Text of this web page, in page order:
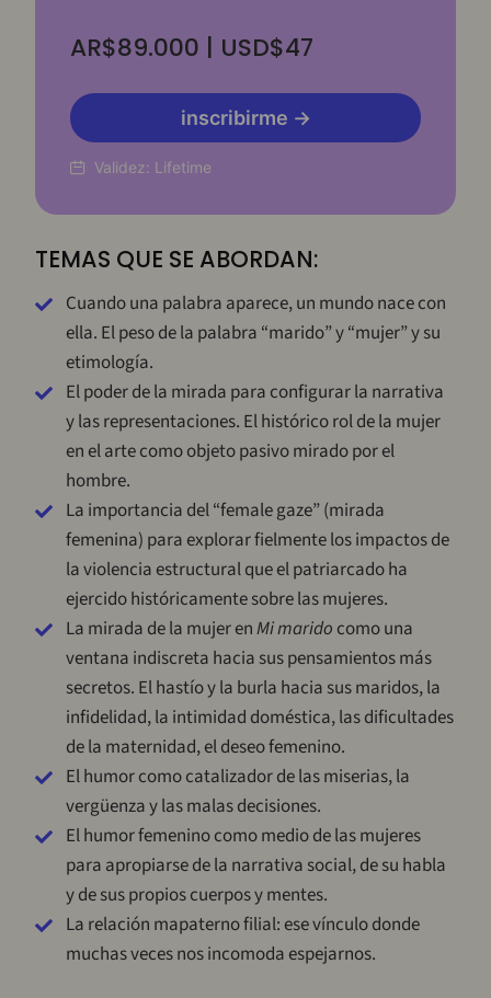
TEMAS QUE SE ABORDAN:
Cuando una palabra aparece, un mundo nace con
ella. El peso de la palabra “marido” y “mujer” y su
etimología.
El poder de la mirada para configurar la narrativa
y las representaciones. El histórico rol de la mujer
en el arte como objeto pasivo mirado por el
hombre.
La importancia del “female gaze” (mirada
femenina) para explorar fielmente los impactos de
la violencia estructural que el patriarcado ha
ejercido históricamente sobre las mujeres.
La mirada de la mujer enMi marido como una
ventana indiscreta hacia sus pensamientos más
secretos. El hastío y la burla hacia sus maridos, la
infidelidad, la intimidad doméstica, las dificultades
de la maternidad, el deseo femenino.
El humor como catalizador de las miserias, la
vergüenza y las malas decisiones.
El humor femenino como medio de las mujeres
para apropiarse de la narrativa social, de su habla
y de sus propios cuerpos y mentes.
La relación mapaterno filial: ese vínculo donde
muchas veces nos incomoda espejarnos.
AR$89.000 | USD$47
inscribirme →
Validez: Lifetime